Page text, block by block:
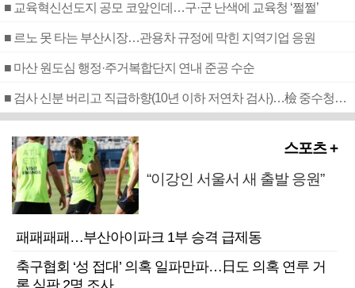
■ 교육혁신선도지 공모 코앞인데…구·군 난색에 교육청 ‘쩔쩔’
■ 르노 못 타는 부산시장…관용차 규정에 막힌 지역기업 응원
■ 마산 원도심 행정·주거복합단지 연내 준공 수순
■ 검사 신분 버리고 직급하향(10년 이하 저연차 검사)…檢 중수청행 기피
스포츠 +
“이강인 서울서 새 출발 응원”
패패패패…부산아이파크 1부 승격 급제동
축구협회 ‘성 접대’ 의혹 일파만파…日도 의혹 연루 거